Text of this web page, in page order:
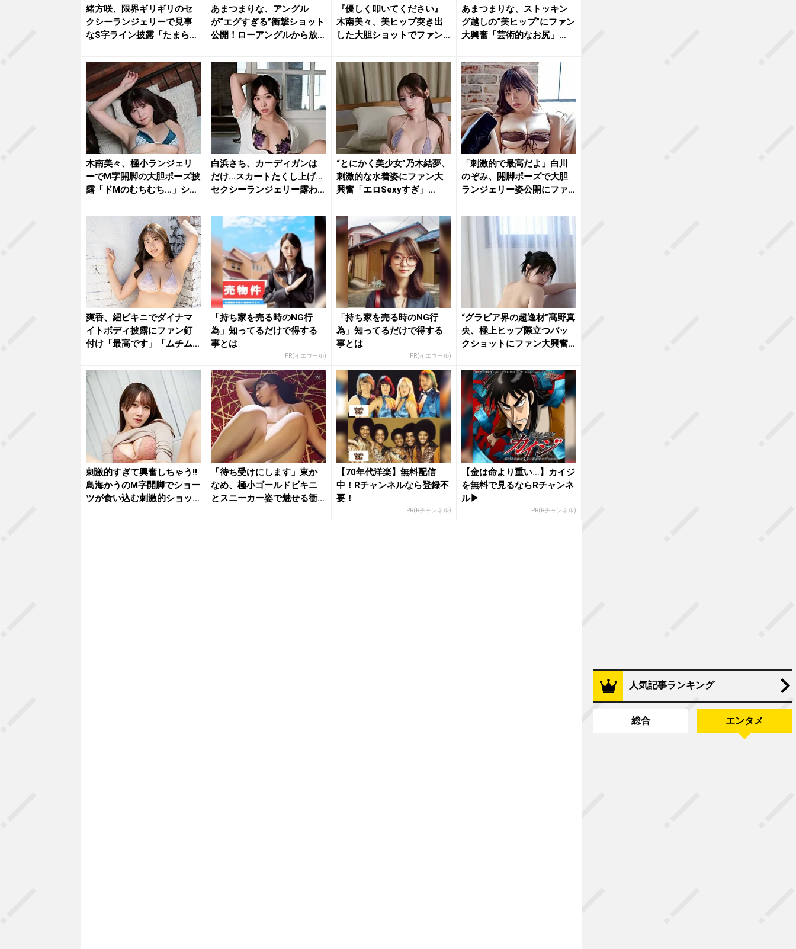
緒方咲、限界ギリギリのセ
クシーランジェリーで見事
なS字ライン披露「たまらな
あまつまりな、アングル
が“エグすぎる”衝撃ショット
公開！ローアングルから放
『優しく叩いてください』
木南美々、美ヒップ突き出
した大胆ショットでファン
あまつまりな、ストッキン
グ越しの“美ヒップ”にファン
大興奮「芸術的なお尻」
木南美々、極小ランジェリ
ーでM字開脚の大胆ポーズ披
露「ドMのむちむち…」ショ
白浜さち、カーディガンは
だけ…スカートたくし上げ…
セクシーランジェリー露わ
“とにかく美少女”乃木結夢、
刺激的な水着姿にファン大
興奮「エロSexyすぎ」
「刺激的で最高だよ」白川
のぞみ、開脚ポーズで大胆
ランジェリー姿公開にファ
爽香、紐ビキニでダイナマ
イトボディ披露にファン釘
付け「最高です」「ムチム
「持ち家を売る時のNG行
為」知ってるだけで得する
事とは
PR(イエウール)
「持ち家を売る時のNG行
為」知ってるだけで得する
事とは
PR(イエウール)
“グラビア界の超逸材”髙野真
央、極上ヒップ際立つバッ
クショットにファン大興奮
刺激的すぎて興奮しちゃう!!
鳥海かうのM字開脚でショー
ツが食い込む刺激的ショッ
「待ち受けにします」東か
なめ、極小ゴールドビキニ
とスニーカー姿で魅せる衝
【70年代洋楽】無料配信
中！Rチャンネルなら登録不
要！
PR(Rチャンネル)
【金は命より重い…】カイジ
を無料で見るならRチャンネ
ル▶︎
PR(Rチャンネル)
人気記事ランキング
総合 エンタメ